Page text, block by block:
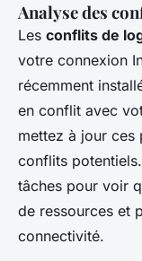
Analyse des
Les conflits de
votre connexion
récemment
en conflit avec
mettez à jour ces
conflits
tâches pour voir
de ressources et
connectivité.